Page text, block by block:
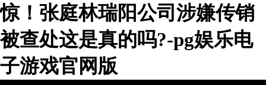
惊！张庭林瑞阳公司涉嫌传销
被查处这是真的吗?-pg娱乐电
子游戏官网版